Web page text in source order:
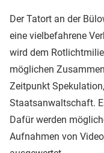
Der Tatort an der
eine vielbefahrene
wird dem
möglichen
Zeitpunkt
Staatsanwaltschaft.
Dafür werden
Aufnahmen von